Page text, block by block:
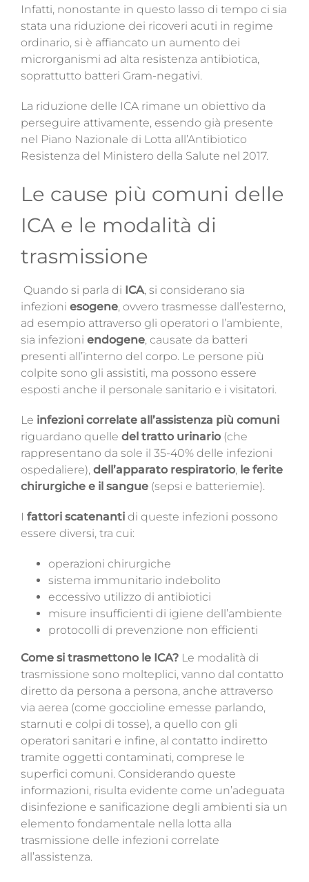
Infatti, nonostante in questo lasso di tempo ci sia
stata una riduzione dei ricoveri acuti in regime
ordinario, si è affiancato un aumento dei
microrganismi ad alta resistenza antibiotica,
soprattutto batteri Gram-negativi.
La riduzione delle ICA rimane un obiettivo da
perseguire attivamente, essendo già presente
nel Piano Nazionale di Lotta all’Antibiotico
Resistenza del Ministero della Salute nel 2017.
Le cause più comuni delle
ICA e le modalità di
trasmissione
Quando si parla di ICA, si considerano sia
infezioni esogene, ovvero trasmesse dall’esterno,
ad esempio attraverso gli operatori o l’ambiente,
sia infezioni endogene, causate da batteri
presenti all’interno del corpo. Le persone più
colpite sono gli assistiti, ma possono essere
esposti anche il personale sanitario e i visitatori.
Le infezioni correlate all’assistenza più comuni
riguardano quelle del tratto urinario (che
rappresentano da sole il 35-40% delle infezioni
ospedaliere), dell’apparato respiratorio, le ferite
chirurgiche e il sangue (sepsi e batteriemie).
I fattori scatenanti di queste infezioni possono
essere diversi, tra cui:
operazioni chirurgiche
sistema immunitario indebolito
eccessivo utilizzo di antibiotici
misure insufficienti di igiene dell’ambiente
protocolli di prevenzione non efficienti
Come si trasmettono le ICA? Le modalità di
trasmissione sono molteplici, vanno dal contatto
diretto da persona a persona, anche attraverso
via aerea (come goccioline emesse parlando,
starnuti e colpi di tosse), a quello con gli
operatori sanitari e infine, al contatto indiretto
tramite oggetti contaminati, comprese le
superfici comuni. Considerando queste
informazioni, risulta evidente come un’adeguata
disinfezione e sanificazione degli ambienti sia un
elemento fondamentale nella lotta alla
trasmissione delle infezioni correlate
all’assistenza.